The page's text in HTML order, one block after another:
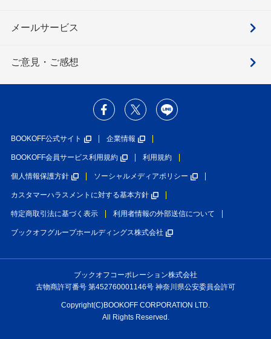
メールサービス
ご意見・ご感想
BOOKOFF公式サイト 企業情報
BOOKOFF会員サービス利用規約 利用規約
個人情報保護方針 ソーシャルメディアポリシー
カスタマーハラスメントに対する基本方針
特定商取引法に基づく表示 利用者情報の外部送信について
ブックオフグループホールディングス株式会社
ブックオフコーポレーション株式会社
古物商許可番号 第452760001146号 神奈川県公安委員会許可
Copyright(C)BOOKOFF CORPORATION LTD.
All Rights Reserved.